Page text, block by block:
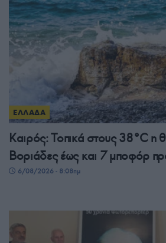
ΕΛΛΑΔΑ
Καιρός: Τοπικά στους 38°C η
Βοριάδες έως και 7 μποφόρ
6/08/2026 - 8:08πμ